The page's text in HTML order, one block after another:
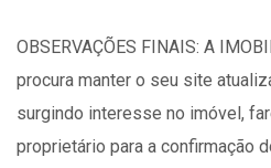
OBSERVAÇÕES FINAIS: A
procura manter o seu site
surgindo interesse no imóvel,
proprietário para a confirmação